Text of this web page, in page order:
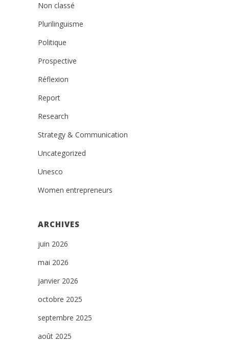
Non classé
Plurilinguisme
Politique
Prospective
Réflexion
Report
Research
Strategy & Communication
Uncategorized
Unesco
Women entrepreneurs
ARCHIVES
juin 2026
mai 2026
janvier 2026
octobre 2025
septembre 2025
août 2025